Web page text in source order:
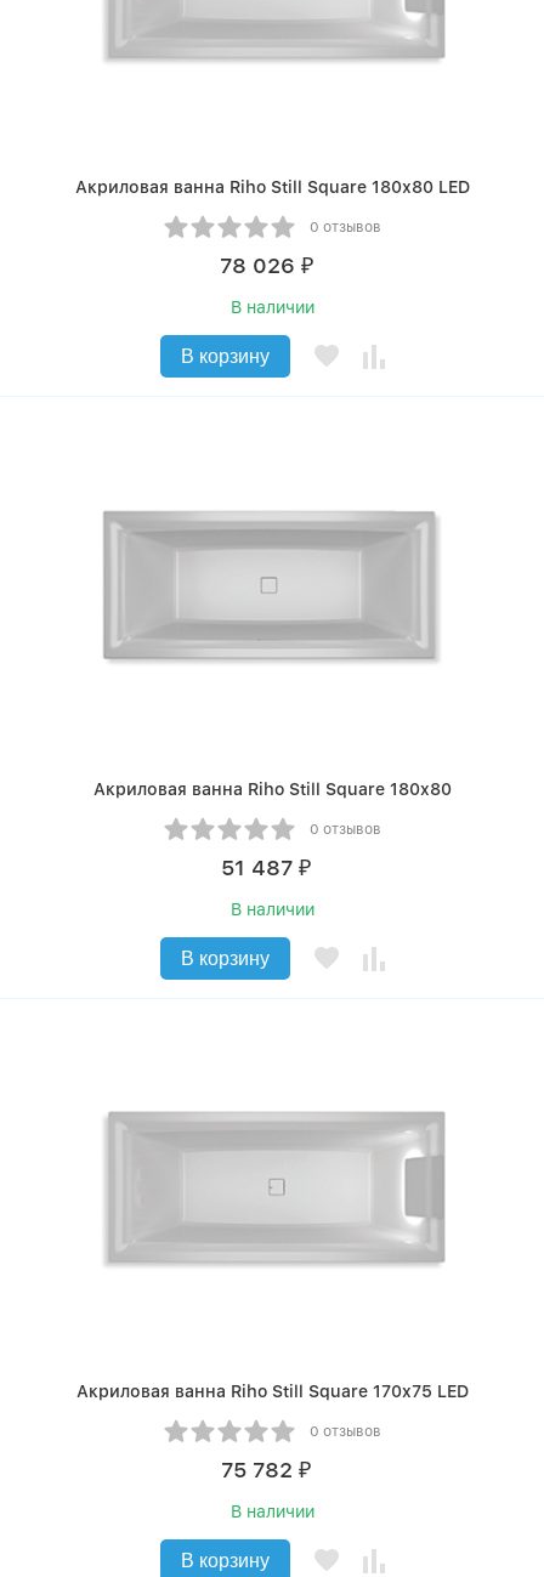
Акриловая ванна Riho Still Square 180х80 LED
0 отзывов
78 026 ₽
В наличии
В корзину
Акриловая ванна Riho Still Square 180x80
0 отзывов
51 487 ₽
В наличии
В корзину
Акриловая ванна Riho Still Square 170x75 LED
0 отзывов
75 782 ₽
В наличии
В корзину